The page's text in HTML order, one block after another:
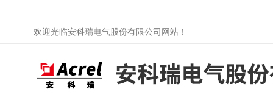
欢迎光临安科瑞电气股份有限公司网站！